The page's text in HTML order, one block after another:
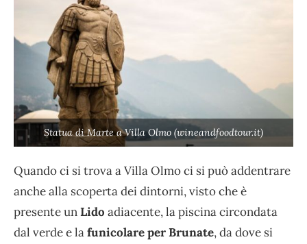
Statua di Marte a Villa Olmo (wineandfoodtour.it)
Quando ci si trova a Villa Olmo ci si può addentrare
anche alla scoperta dei dintorni, visto che è
presente unLido adiacente, la piscina circondata
dal verde e lafunicolare per Brunate, da dove si